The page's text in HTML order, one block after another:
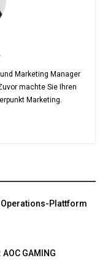
Marketing Manager
machte Sie Ihren
Marketing.
Plattform
GAMING